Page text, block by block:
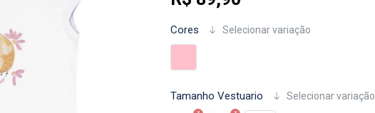
Cores Selecionar variação
Tamanho Vestuario Selecionar variação